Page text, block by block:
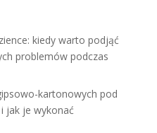
kiedy warto podjąć
problemów podczas
kartonowych pod
jak je wykonać